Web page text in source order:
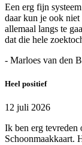
Een erg fijn
daar kun je ook niet
allemaal langs te
dat die hele
- Marloes van den
Heel positief
12 juli 2026
Ik ben erg tevreden
Schoonmaakkaart.